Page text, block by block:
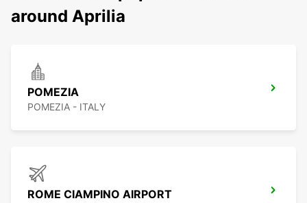
around Aprilia
POMEZIA
POMEZIA - ITALY
ROME CIAMPINO AIRPORT